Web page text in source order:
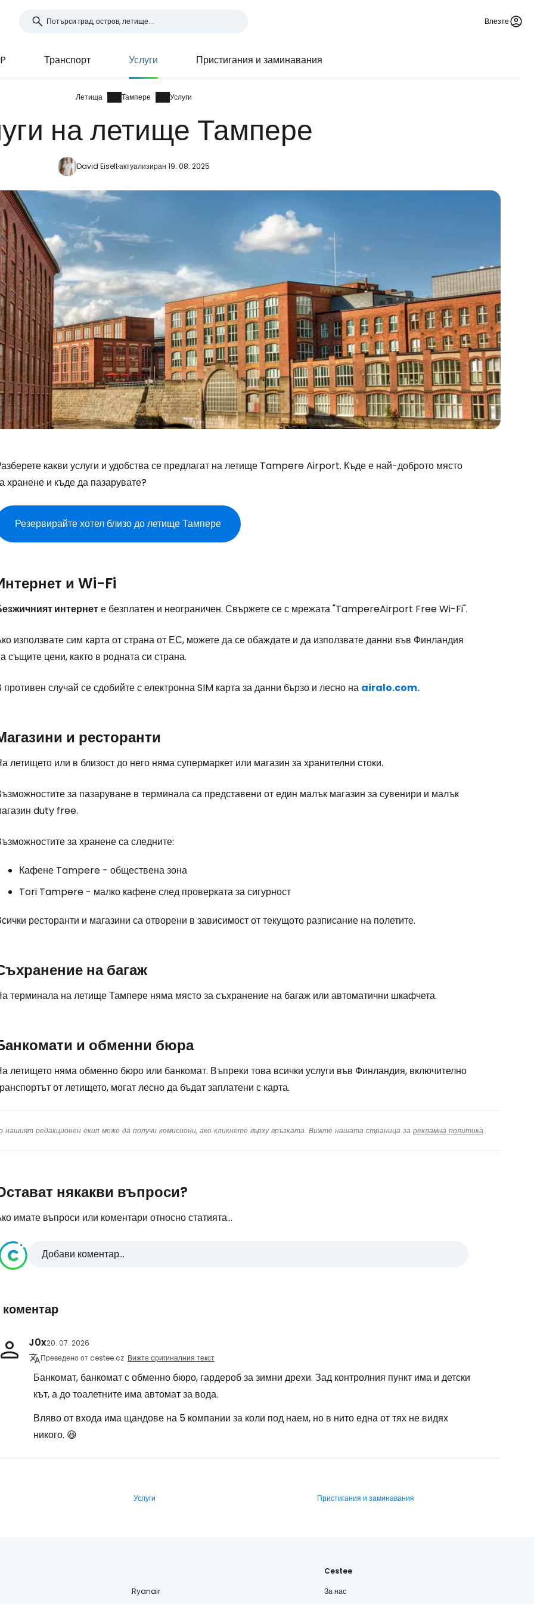
Влезте
Транспорт Услуги Пристигания и заминавания
Летища Тампере Услуги
на летище Тампере
David Eiseltактуализиран 19. 08. 2025
какви услуги и удобства се предлагат на летище Tampere Airport. Къде е най-доброто място
хранене и къде да пазарувате?
Резервирайте хотел близо до летище Тампере
и Wi-Fi
интернете безплатен и неограничен. Свържете се с мрежата "TampereAirport Free Wi-Fi".
използвате сим карта от страна от ЕС, можете да се обаждате и да използвате данни във Финландия
същите цени, както в родната си страна.
противен случай се сдобийте с електронна SIM карта за данни бързо и лесно на airalo.com.
и ресторанти
летището или в близост до него няма супермаркет или магазин за хранителни стоки.
за пазаруване в терминала са представени от един малък магазин за сувенири и малък
duty free.
за хранене са следните:
Кафене Tampere - обществена зона
Tori Tampere - малко кафене след проверката за сигурност
ресторанти и магазини са отворени в зависимост от текущото разписание на полетите.
на багаж
терминала на летище Тампере няма място за съхранение на багаж или автоматични шкафчета.
и обменни бюра
летището няма обменно бюро или банкомат. Въпреки това всички услуги във Финландия, включително
от летището, могат лесно да бъдат заплатени с карта.
редакционен екип може да получи комисиони, ако кликнете върху връзката. Вижте нашата страница за рекламна политика.
някакви въпроси?
имате въпроси или коментари относно статията...
Добави коментар...
коментар
J0x20. 07. 2026
Преведено от cestee.cz Вижте оригиналния текст
Банкомат, банкомат с обменно бюро, гардероб за зимни дрехи. Зад контролния пункт има и детски
кът, а до тоалетните има автомат за вода.
Вляво от входа има щандове на 5 компании за коли под наем, но в нито една от тях не видях
никого. 😆
Услуги Пристигания и заминавания
Ryanair
Cestee
За нас
Влезте в Cestee
Продължете с Facebook